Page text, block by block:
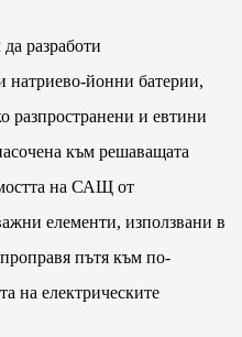
разработи
натриево-йонни батерии,
разпространени и евтини
към решаващата
на САЩ от
елементи, използвани в
пътя към по-
на електрическите